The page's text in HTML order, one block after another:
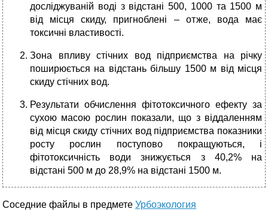
досліджуваній воді з відстані 500, 1000 та 1500 м
від місця скиду, пригноблені – отже, вода має
токсичні властивості.
Зона впливу стічних вод підприємства на річку
поширюється на відстань більшу 1500 м від місця
скиду стічних вод.
Результати обчислення фітотоксичного ефекту за
сухою масою рослин показали, що з віддаленням
від місця скиду стічних вод підприємства показники
росту рослин поступово покращуються, і
фітотоксичність води знижується з 40,2% на
відстані 500 м до 28,9% на відстані 1500 м.
Соседние файлы в предмете Урбоэкология